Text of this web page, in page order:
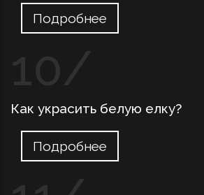
Подробнее
Как украсить белую елку?
Подробнее